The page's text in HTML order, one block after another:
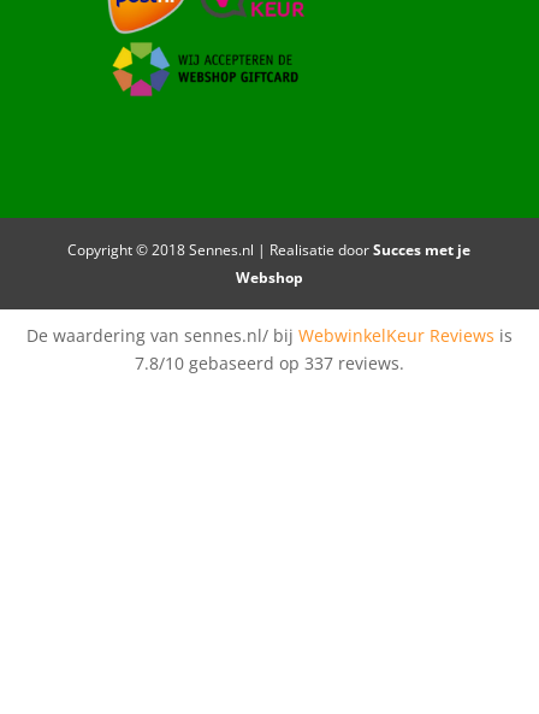
Copyright © 2018 Sennes.nl | Realisatie doorSucces met je
Webshop
De waardering van sennes.nl/ bij WebwinkelKeur Reviews is
7.8/10 gebaseerd op 337 reviews.